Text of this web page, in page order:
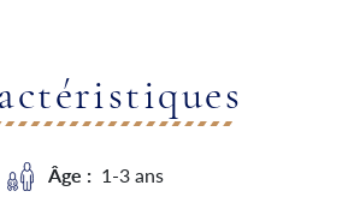
Âge : 1-3 ans